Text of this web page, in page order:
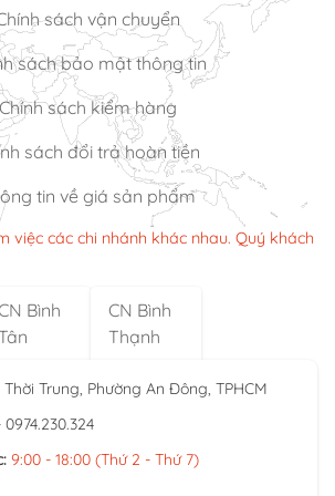
sách vận chuyển
sách bảo mật thông tin
Chính sách kiểm hàng
sách đổi trả hoàn tiền
tin về giá sản phẩm
việc các chi nhánh khác nhau. Quý khách
Bình
CN Bình
Thạnh
Trung, Phường An Đông, TPHCM
0974.230.324
9:00 - 18:00 (Thứ 2 - Thứ 7)